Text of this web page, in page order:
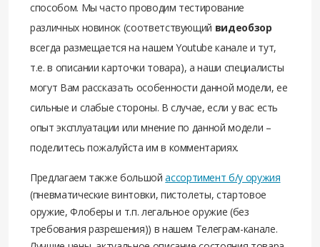
способом. Мы часто проводим тестирование
различных новинок (соответствующий видеобзор
всегда размещается на нашем Youtube канале и тут,
т.е. в описании карточки товара), а наши специалисты
могут Вам рассказать особенности данной модели, ее
сильные и слабые стороны. В случае, если у вас есть
опыт эксплуатации или мнение по данной модели –
поделитесь пожалуйста им в комментариях.
Предлагаем также большойассортимент б/у оружия
(пневматические винтовки, пистолеты, стартовое
оружие, Флоберы и т.п. легальное оружие (без
требования разрешения)) в нашем Телеграм-канале.